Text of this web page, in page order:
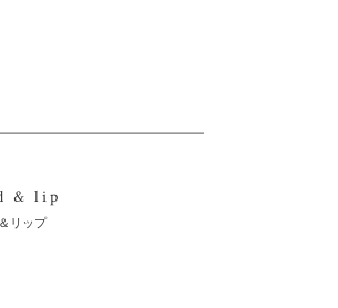
& lip
リップ